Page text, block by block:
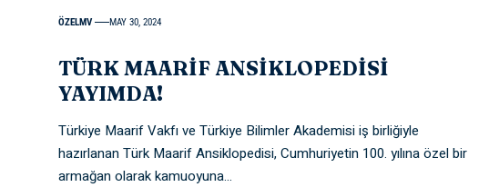
ÖZELMV MAY 30, 2024
TÜRK MAARİF ANSİKLOPEDİSİ
YAYIMDA!
Türkiye Maarif Vakfı ve Türkiye Bilimler Akademisi iş birliğiyle
hazırlanan Türk Maarif Ansiklopedisi, Cumhuriyetin 100. yılına özel bir
armağan olarak kamuoyuna…